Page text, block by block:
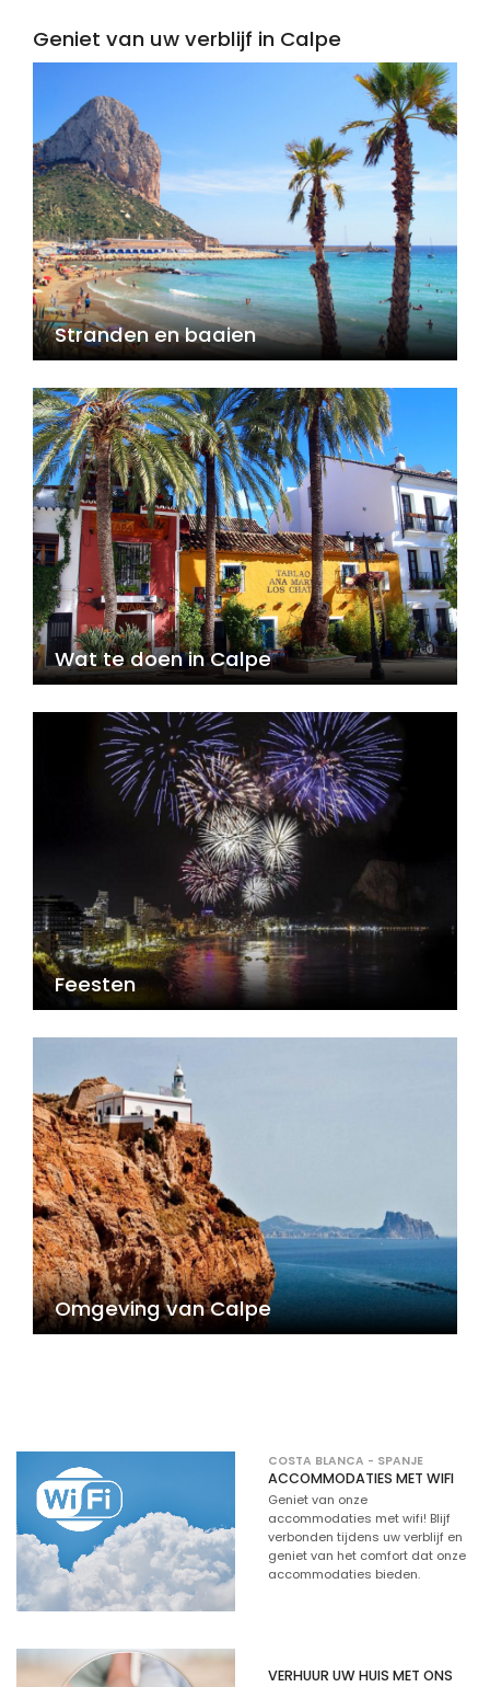
Geniet van uw verblijf in Calpe
Stranden en baaien
Wat te doen in Calpe
Feesten
Omgeving van Calpe
COSTA BLANCA - SPANJE
ACCOMMODATIES MET WIFI
Geniet van onze
accommodaties met wifi! Blijf
verbonden tijdens uw verblijf en
geniet van het comfort dat onze
accommodaties bieden.
VERHUUR UW HUIS MET ONS